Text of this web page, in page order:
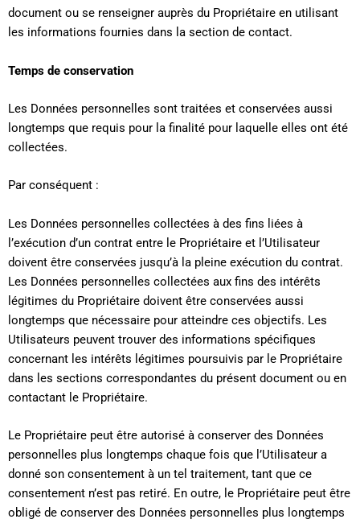
document ou se renseigner auprès du Propriétaire en utilisant
les informations fournies dans la section de contact.
Temps de conservation
Les Données personnelles sont traitées et conservées aussi
longtemps que requis pour la finalité pour laquelle elles ont été
collectées.
Par conséquent :
Les Données personnelles collectées à des fins liées à
l’exécution d’un contrat entre le Propriétaire et l’Utilisateur
doivent être conservées jusqu’à la pleine exécution du contrat.
Les Données personnelles collectées aux fins des intérêts
légitimes du Propriétaire doivent être conservées aussi
longtemps que nécessaire pour atteindre ces objectifs. Les
Utilisateurs peuvent trouver des informations spécifiques
concernant les intérêts légitimes poursuivis par le Propriétaire
dans les sections correspondantes du présent document ou en
contactant le Propriétaire.
Le Propriétaire peut être autorisé à conserver des Données
personnelles plus longtemps chaque fois que l’Utilisateur a
donné son consentement à un tel traitement, tant que ce
consentement n’est pas retiré. En outre, le Propriétaire peut être
obligé de conserver des Données personnelles plus longtemps